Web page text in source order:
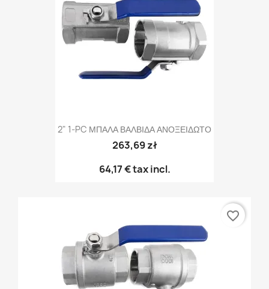
2" 1-PC ΜΠΑΛΑ ΒΑΛΒΙΔΑ ΑΝΟΞΕΙΔΩΤΟ
263,69 zł
64,17 €tax incl.
favorite_border